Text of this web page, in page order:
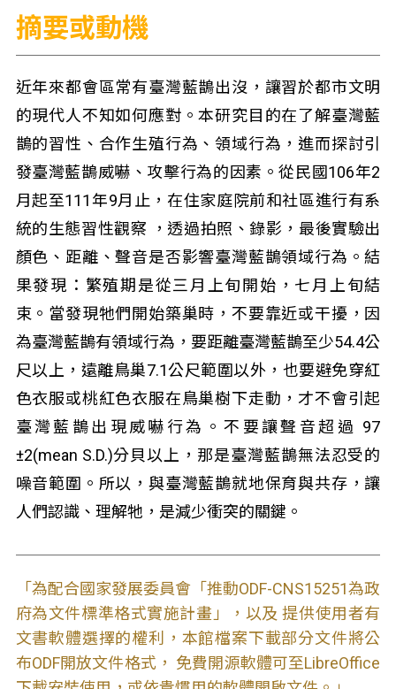
摘要或動機
近年來都會區常有臺灣藍鵲出沒，讓習於都市文明
的現代人不知如何應對。本研究目的在了解臺灣藍
鵲的習性、合作生殖行為、領域行為，進而探討引
發臺灣藍鵲威嚇、攻擊行為的因素。從民國106年2
月起至111年9月止，在住家庭院前和社區進行有系
統的生態習性觀察 ，透過拍照、錄影，最後實驗出
顏色、距離、聲音是否影響臺灣藍鵲領域行為。結
果發現：繁殖期是從三月上旬開始，七月上旬結
束。當發現牠們開始築巢時，不要靠近或干擾，因
為臺灣藍鵲有領域行為，要距離臺灣藍鵲至少54.4公
尺以上，遠離鳥巢7.1公尺範圍以外，也要避免穿紅
色衣服或桃紅色衣服在鳥巢樹下走動，才不會引起
臺灣藍鵲出現威嚇行為。不要讓聲音超過 97
±2(mean S.D.)分貝以上，那是臺灣藍鵲無法忍受的
噪音範圍。所以，與臺灣藍鵲就地保育與共存，讓
人們認識、理解牠，是減少衝突的關鍵。
「為配合國家發展委員會「推動ODF-CNS15251為政
府為文件標準格式實施計畫」，以及 提供使用者有
文書軟體選擇的權利，本館檔案下載部分文件將公
布ODF開放文件格式， 免費開源軟體可至LibreOffice